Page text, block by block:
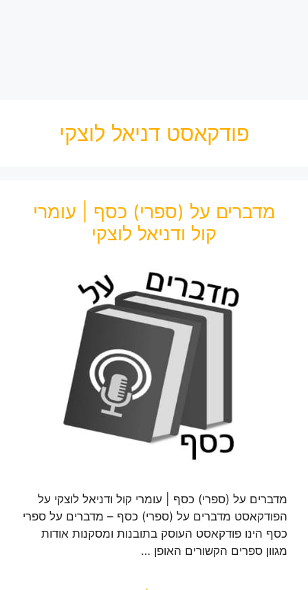
פודקאסט דניאל לוצקי
מדברים על (ספרי) כסף | עומרי
קול ודניאל לוצקי
מדברים על (ספרי) כסף | עומרי קול ודניאל לוצקי על
הפודקאסט מדברים על (ספרי) כסף – מדברים על ספרי
כסף הינו פודקאסט העוסק בתובנות ומסקנות אודות
מגוון ספרים הקשורים האופן …